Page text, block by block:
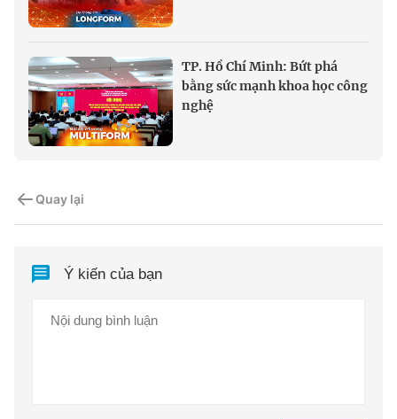
TP. Hồ Chí Minh: Bứt phá
bằng sức mạnh khoa học công
nghệ
Quay lại
Ý kiến của bạn